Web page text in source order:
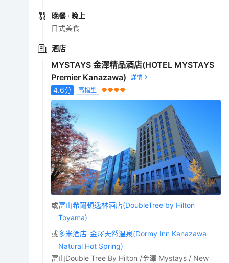
晚餐 · 晚上
日式美食
酒店
MYSTAYS 金澤精品酒店(HOTEL MYSTAYS
Premier Kanazawa)
4.6分 高檔型
或富山希爾頓逸林酒店(DoubleTree by Hilton
Toyama)
或多米酒店-金澤天然温泉(Dormy Inn Kanazawa
Natural Hot Spring)
富山Double Tree By Hilton /金澤 Mystays / New